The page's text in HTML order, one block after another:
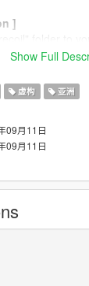
]
to
NUDE OR
MOD.
Show Full
虚构 亚洲
09月11日
09月11日